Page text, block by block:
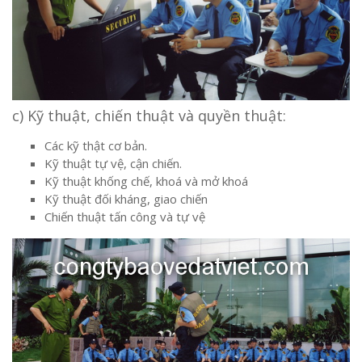
c) Kỹ thuật, chiến thuật và quyền thuật:
Các kỹ thật cơ bản.
Kỹ thuật tự vệ, cận chiến.
Kỹ thuật khống chế, khoá và mở khoá
Kỹ thuật đối kháng, giao chiến
Chiến thuật tấn công và tự vệ